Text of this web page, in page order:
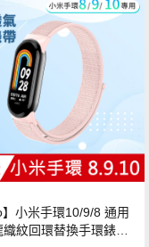
】小米手環10/9/8 通用
紋回環替換手環錶帶-